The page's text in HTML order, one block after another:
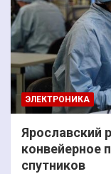
ЭЛЕКТРОНИКА
Ярославский
конвейерное
спутников